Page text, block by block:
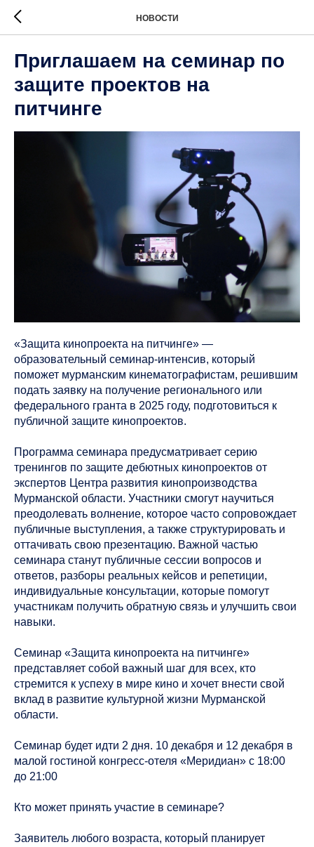
НОВОСТИ
Приглашаем на семинар по
защите проектов на
питчинге
«Защита кинопроекта на питчинге» —
образовательный семинар-интенсив, который
поможет мурманским кинематографистам, решившим
подать заявку на получение регионального или
федерального гранта в 2025 году, подготовиться к
публичной защите кинопроектов.
Программа семинара предусматривает серию
тренингов по защите дебютных кинопроектов от
экспертов Центра развития кинопроизводства
Мурманской области. Участники смогут научиться
преодолевать волнение, которое часто сопровождает
публичные выступления, а также структурировать и
оттачивать свою презентацию. Важной частью
семинара станут публичные сессии вопросов и
ответов, разборы реальных кейсов и репетиции,
индивидуальные консультации, которые помогут
участникам получить обратную связь и улучшить свои
навыки.
Семинар «Защита кинопроекта на питчинге»
представляет собой важный шаг для всех, кто
стремится к успеху в мире кино и хочет внести свой
вклад в развитие культурной жизни Мурманской
области.
Семинар будет идти 2 дня. 10 декабря и 12 декабря в
малой гостиной конгресс-отеля «Меридиан» с 18:00
до 21:00
Кто может принять участие в семинаре?
Заявитель любого возраста, который планирует